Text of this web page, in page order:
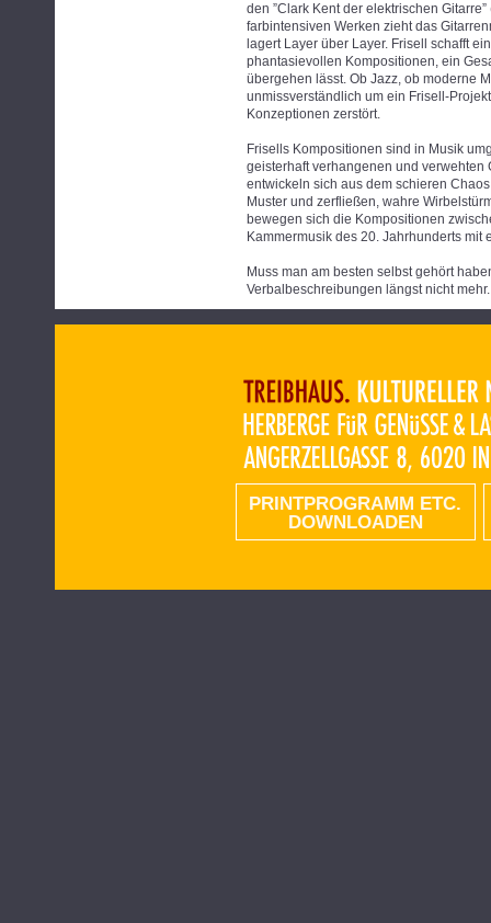
den ”Clark Kent der elektrischen
farbintensiven Werken zieht das
lagert Layer über Layer. Frisell schafft
phantasievollen Kompositionen, ein
übergehen lässt. Ob Jazz, ob moderne
unmissverständlich um ein Frisell-
Konzeptionen zerstört.
Frisells Kompositionen sind in Musik
geisterhaft verhangenen und verwehten
entwickeln sich aus dem schieren
Muster und zerfließen, wahre
bewegen sich die Kompositionen
Kammermusik des 20. Jahrhunderts
Muss man am besten selbst gehört
Verbalbeschreibungen längst nicht
PRINTPROGRAMM ETC.
DOWNLOADEN